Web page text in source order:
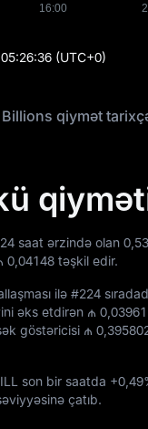
(UTC+0)
Billions qiymət
saat ərzində olan
0,04148 təşkil edir.
ilə #224
əks etdirən ₼ 0,03961
göstəricisi ₼
son bir saatda
çatıb.